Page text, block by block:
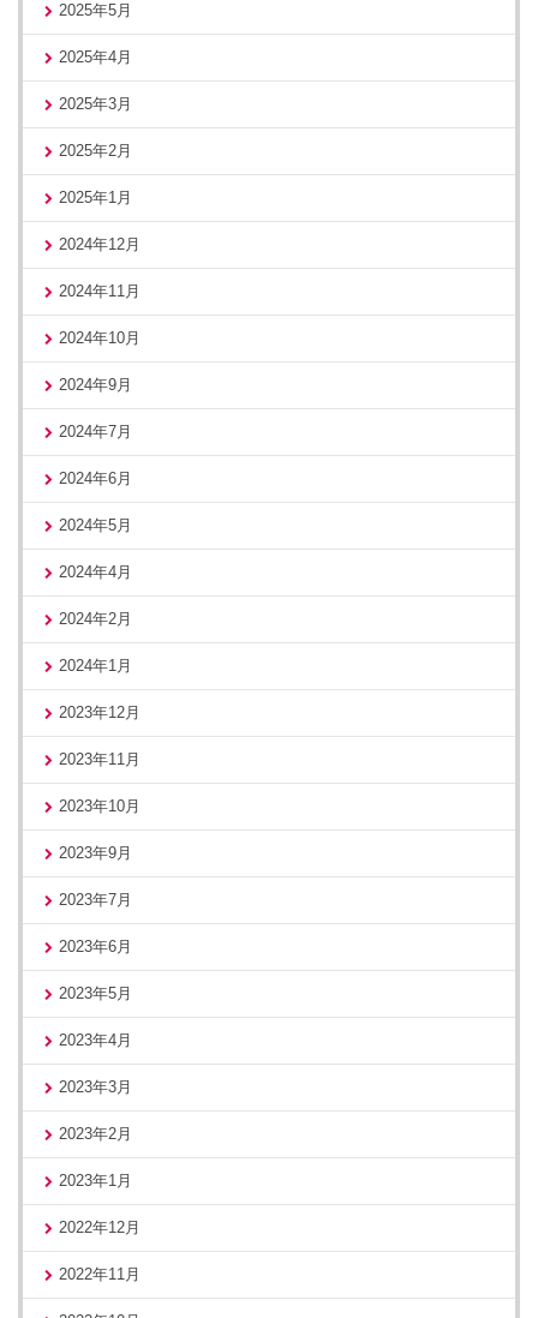
2025年5月
2025年4月
2025年3月
2025年2月
2025年1月
2024年12月
2024年11月
2024年10月
2024年9月
2024年7月
2024年6月
2024年5月
2024年4月
2024年2月
2024年1月
2023年12月
2023年11月
2023年10月
2023年9月
2023年7月
2023年6月
2023年5月
2023年4月
2023年3月
2023年2月
2023年1月
2022年12月
2022年11月